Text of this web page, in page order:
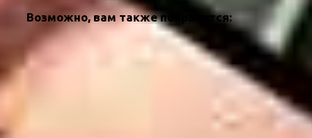
Возможно, вам также понравится: